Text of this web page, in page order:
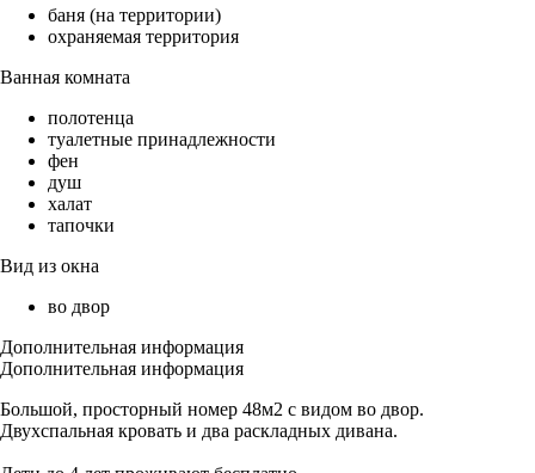
баня (на территории)
охраняемая территория
Ванная комната
полотенца
туалетные принадлежности
фен
душ
халат
тапочки
Вид из окна
во двор
Дополнительная информация
Дополнительная информация
Большой, просторный номер 48м2 с видом во двор.
Двухспальная кровать и два раскладных дивана.